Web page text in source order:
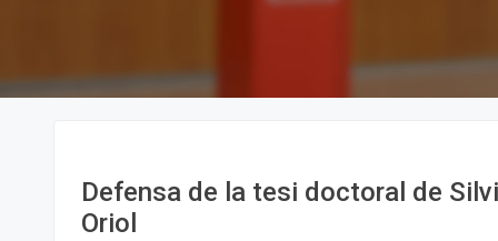
Defensa de la tesi doctoral de
Oriol